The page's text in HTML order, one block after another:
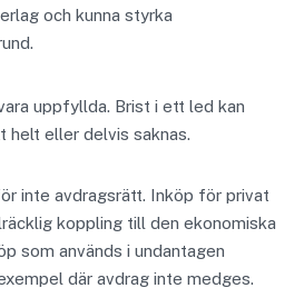
och kunna styrka
uppfyllda. Brist i ett led kan
helt eller delvis saknas.
inte avdragsrätt. Inköp för privat
koppling till den ekonomiska
som används i undantagen
där avdrag inte medges.